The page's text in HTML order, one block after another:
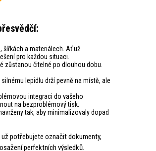
šířkách a materiálech. Ať už
pro každou situaci.
zůstanou čitelné po dlouhou dobu.
lepidlu drží pevně na místě, ale
integraci do vašeho
na bezproblémový tisk.
tak, aby minimalizovaly dopad
potřebujete označit dokumenty,
perfektních výsledků.